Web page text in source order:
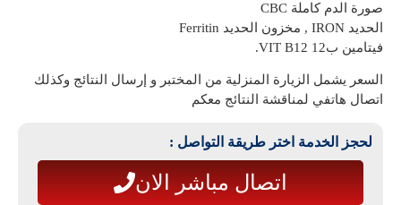
صورة الدم كاملة CBC
الحديد IRON , مخزون الحديد Ferritin
فيتامين ب12 VIT B12.
السعر يشمل الزيارة المنزلية من المختبر و إرسال النتائج وكذلك
اتصال هاتفي لمناقشة النتائج معكم
لحجز الخدمة اختر طريقة التواصل :
اتصال مباشر الان